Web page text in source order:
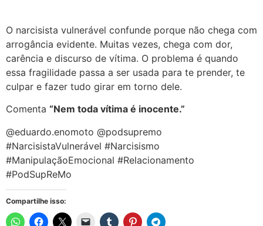
O narcisista vulnerável confunde porque não chega com
arrogância evidente. Muitas vezes, chega com dor,
carência e discurso de vítima. O problema é quando
essa fragilidade passa a ser usada para te prender, te
culpar e fazer tudo girar em torno dele.
Comenta “Nem toda vítima é inocente.”
@eduardo.enomoto @podsupremo
#NarcisistaVulnerável #Narcisismo
#ManipulaçãoEmocional #Relacionamento
#PodSupReMo
Compartilhe isso: